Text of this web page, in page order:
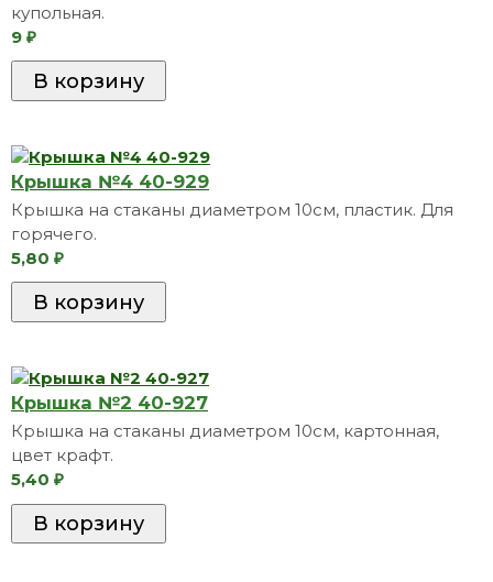
купольная.
9 ₽
Крышка №4 40-929
Крышка на стаканы диаметром 10см, пластик. Для
горячего.
5,80 ₽
Крышка №2 40-927
Крышка на стаканы диаметром 10см, картонная,
цвет крафт.
5,40 ₽